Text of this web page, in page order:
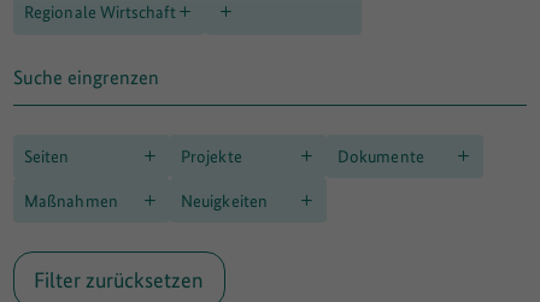
Regionale Wirtschaft
Suche eingrenzen
Seiten Projekte Dokumente
Maßnahmen Neuigkeiten
Filter zurücksetzen